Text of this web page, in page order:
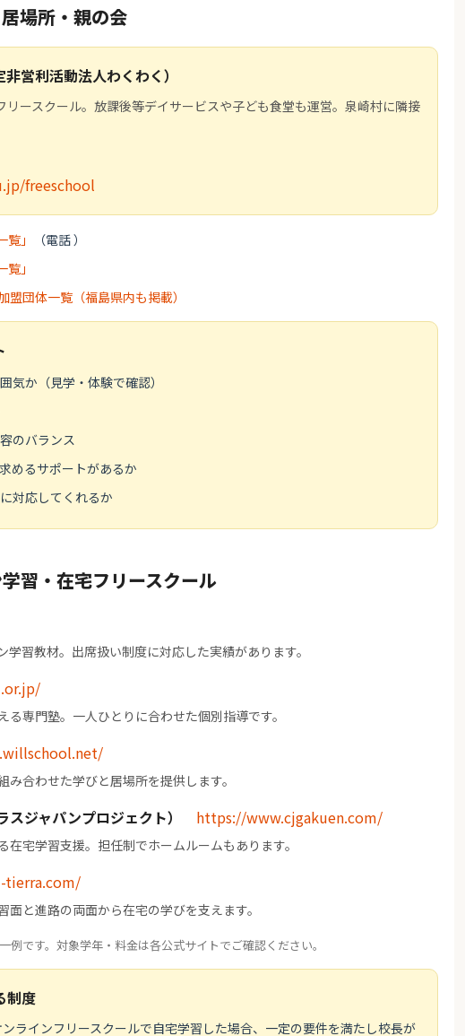
場所・親の会
営利活動法人わくわく）
ースクール。放課後等デイサービスや子ども食堂も運営。泉崎村に隣接
freeschool
」
（電話 ）
」
団体一覧（福島県内も掲載）
気か（見学・体験で確認）
のバランス
めるサポートがあるか
対応してくれるか
習・在宅フリースクール
習教材。出席扱い制度に対応した実績があります。
専門塾。一人ひとりに合わせた個別指導です。
合わせた学びと居場所を提供します。
ジャパンプロジェクト） https://www.cjgakuen.com/
宅学習支援。担任制でホームルームもあります。
と進路の両面から在宅の学びを支えます。
です。対象学年・料金は各公式サイトでご確認ください。
制度
ラインフリースクールで自宅学習した場合、一定の要件を満たし校長が